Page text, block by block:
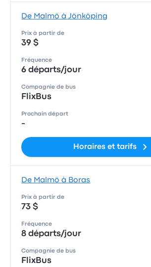
De Malmö à Jönköping
Prix à partir de
39 $
Fréquence
6 départs/jour
Compagnie de bus
FlixBus
Prochain départ
-
Horaires et tarifs
De Malmö à Boras
Prix à partir de
73 $
Fréquence
8 départs/jour
Compagnie de bus
FlixBus